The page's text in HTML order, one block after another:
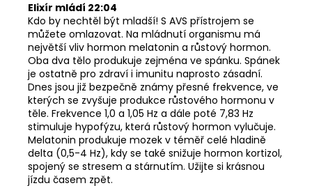
Elixír mládí 22:04
Kdo by nechtěl být mladší! S AVS přístrojem se
můžete omlazovat. Na mládnutí organismu má
největší vliv hormon melatonin a růstový hormon.
Oba dva tělo produkuje zejména ve spánku. Spánek
je ostatně pro zdraví i imunitu naprosto zásadní.
Dnes jsou již bezpečně známy přesné frekvence, ve
kterých se zvyšuje produkce růstového hormonu v
těle. Frekvence 1,0 a 1,05 Hz a dále poté 7,83 Hz
stimuluje hypofýzu, která růstový hormon vylučuje.
Melatonin produkuje mozek v téměř celé hladině
delta (0,5-4 Hz), kdy se také snižuje hormon kortizol,
spojený se stresem a stárnutím. Užijte si krásnou
jízdu časem zpět.